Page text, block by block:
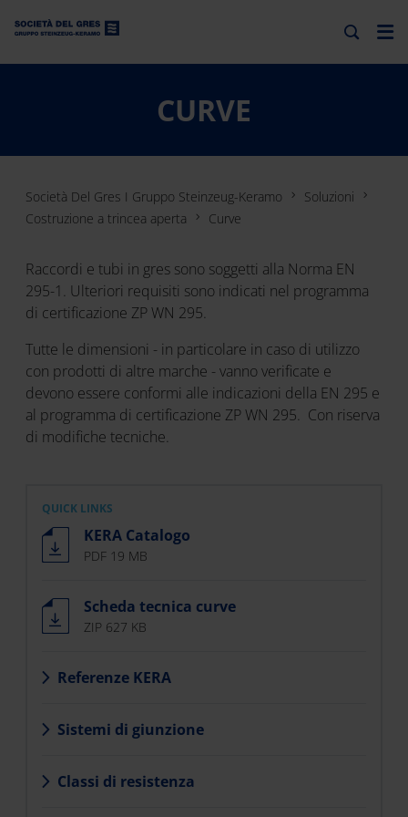
CURVE
Società Del Gres I Gruppo Steinzeug-Keramo
Soluzioni
Costruzione a trincea aperta
Curve
Raccordi e tubi in gres sono soggetti alla Norma EN
295-1. Ulteriori requisiti sono indicati nel programma
di certificazione ZP WN 295.
Tutte le dimensioni - in particolare in caso di utilizzo
con prodotti di altre marche - vanno verificate e
devono essere conformi alle indicazioni della EN 295 e
al programma di certificazione ZP WN 295. Con riserva
di modifiche tecniche.
QUICK LINKS
KERA Catalogo
PDF 19 MB
Scheda tecnica curve
ZIP 627 KB
Referenze KERA
Sistemi di giunzione
Classi di resistenza